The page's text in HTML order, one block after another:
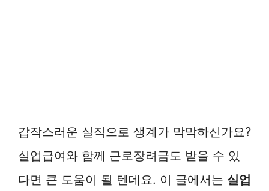
갑작스러운 실직으로 생계가 막막하신가요?
실업급여와 함께 근로장려금도 받을 수 있
다면 큰 도움이 될 텐데요. 이 글에서는 실업